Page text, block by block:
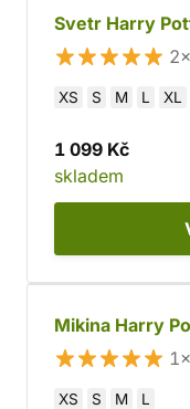
Svetr Harry
2×
XS S M L XL
1 099 Kč
skladem
Mikina Harry
1×
XS S M L